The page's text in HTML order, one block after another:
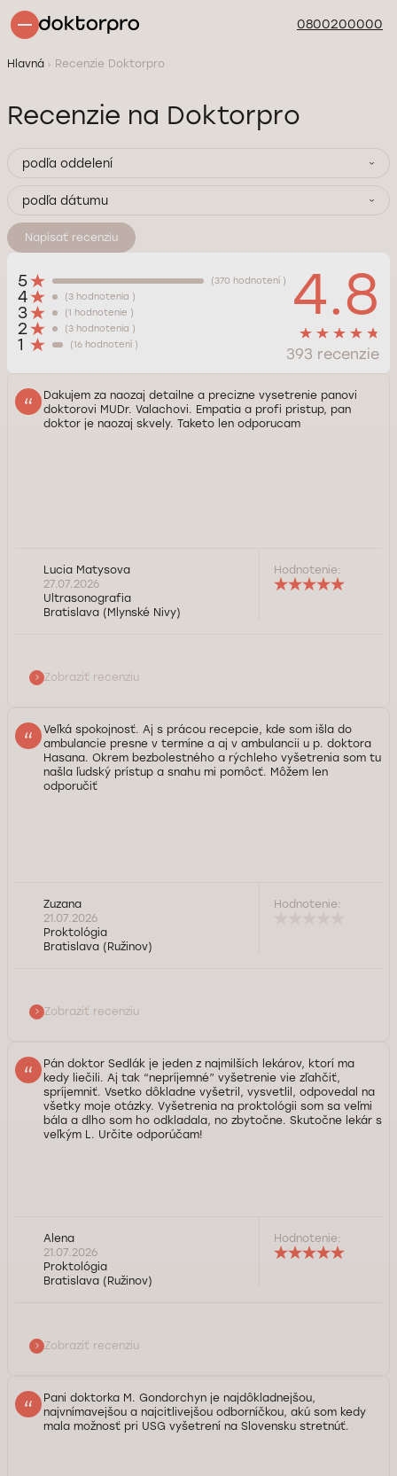
0800200000
Hlavná Recenzie Doktorpro
Recenzie na Doktorpro
podľa oddelení
podľa dátumu
Napísať recenziu
5 (370 hodnotení )
4 (3 hodnotenia )
3 (1 hodnotenie )
2 (3 hodnotenia )
1 (16 hodnotení )
4.8
393 recenzie
Dakujem za naozaj detailne a precizne vysetrenie panovi
doktorovi MUDr. Valachovi. Empatia a profi pristup, pan
doktor je naozaj skvely. Taketo len odporucam
Lucia Matysova
27.07.2026
Ultrasonografia
Bratislava (Mlynské Nivy)
Hodnotenie:
Zobraziť recenziu
Veľká spokojnosť. Aj s prácou recepcie, kde som išla do
ambulancie presne v termíne a aj v ambulancii u p. doktora
Hasana. Okrem bezbolestného a rýchleho vyšetrenia som tu
našla ľudský prístup a snahu mi pomôcť. Môžem len
odporučiť
Zuzana
21.07.2026
Proktológia
Bratislava (Ružinov)
Hodnotenie:
Zobraziť recenziu
Pán doktor Sedlák je jeden z najmilších lekárov, ktorí ma
kedy liečili. Aj tak “nepríjemné” vyšetrenie vie zľahčiť,
spríjemniť. Vsetko dôkladne vyšetril, vysvetlil, odpovedal na
všetky moje otázky. Vyšetrenia na proktológii som sa veľmi
bála a dlho som ho odkladala, no zbytočne. Skutočne lekár s
veľkým L. Určite odporúčam!
Alena
21.07.2026
Proktológia
Bratislava (Ružinov)
Hodnotenie:
Zobraziť recenziu
Pani doktorka M. Gondorchyn je najdôkladnejšou,
najvnímavejšou a najcitlivejšou odborníčkou, akú som kedy
mala možnosť pri USG vyšetrení na Slovensku stretnúť.